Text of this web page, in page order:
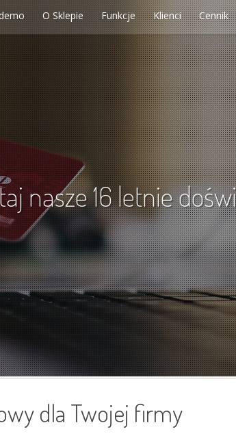
O Sklepie Funkcje Klienci Cennik
nasze 16 letnie
dla Twojej firmy